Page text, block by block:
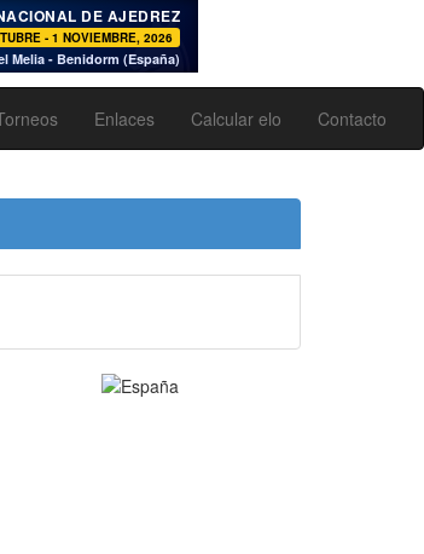
♞
DE AJEDREZ
- 1 NOVIEMBRE, 2026
Melia - Benidorm (España)
Enlaces Calcular elo Contacto